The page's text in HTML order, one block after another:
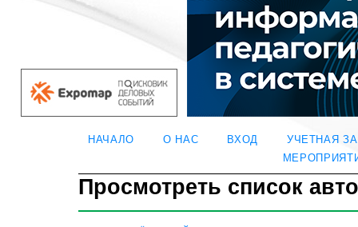
НАЧАЛО О НАС ВХОД
УЧЕТНАЯ
Просмотреть список